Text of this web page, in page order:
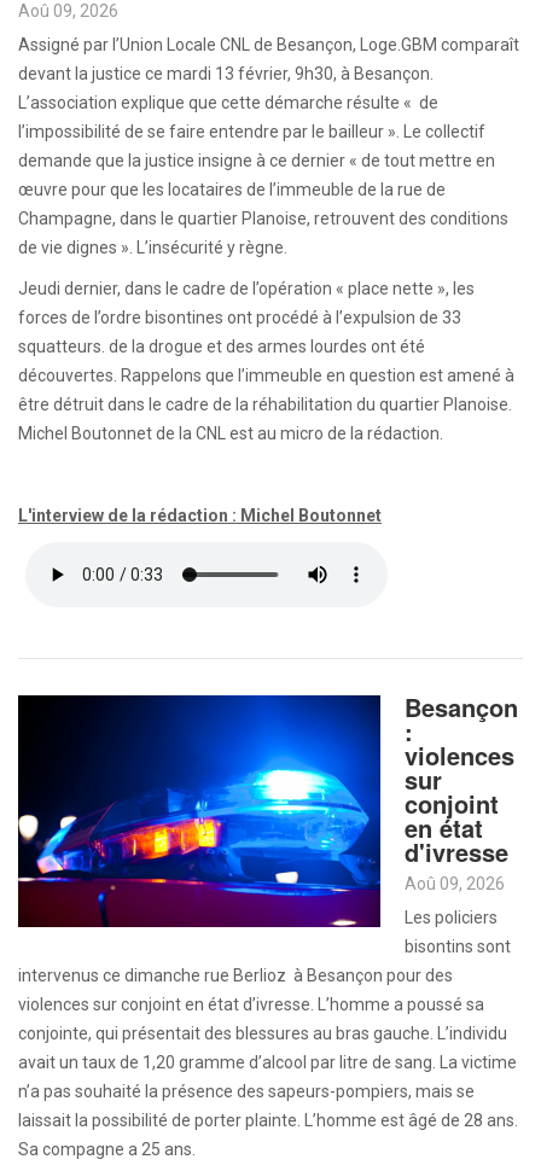
Aoû 09, 2026
Assigné par l’Union Locale CNL de Besançon, Loge.GBM comparaît
devant la justice ce mardi 13 février, 9h30, à Besançon.
L’association explique que cette démarche résulte « de
l’impossibilité de se faire entendre par le bailleur ». Le collectif
demande que la justice insigne à ce dernier « de tout mettre en
œuvre pour que les locataires de l’immeuble de la rue de
Champagne, dans le quartier Planoise, retrouvent des conditions
de vie dignes ». L’insécurité y règne.
Jeudi dernier, dans le cadre de l’opération « place nette », les
forces de l’ordre bisontines ont procédé à l’expulsion de 33
squatteurs. de la drogue et des armes lourdes ont été
découvertes. Rappelons que l’immeuble en question est amené à
être détruit dans le cadre de la réhabilitation du quartier Planoise.
Michel Boutonnet de la CNL est au micro de la rédaction.
L'interview de la rédaction : Michel Boutonnet
Besançon
:
violences
sur
conjoint
en état
d'ivresse
Aoû 09, 2026
Les policiers
bisontins sont
intervenus ce dimanche rue Berlioz à Besançon pour des
violences sur conjoint en état d’ivresse. L’homme a poussé sa
conjointe, qui présentait des blessures au bras gauche. L’individu
avait un taux de 1,20 gramme d’alcool par litre de sang. La victime
n’a pas souhaité la présence des sapeurs-pompiers, mais se
laissait la possibilité de porter plainte. L’homme est âgé de 28 ans.
Sa compagne a 25 ans.